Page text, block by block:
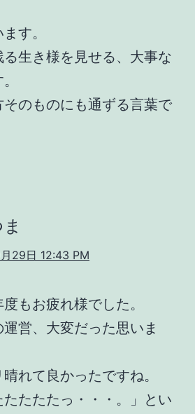
す。
生き様を見せる、大事な
のものにも通ずる言葉で
29日 12:43 PM
もお疲れ様でした。
営、大変だった思いま
れて良かったですね。
たたたっ・・・。」とい